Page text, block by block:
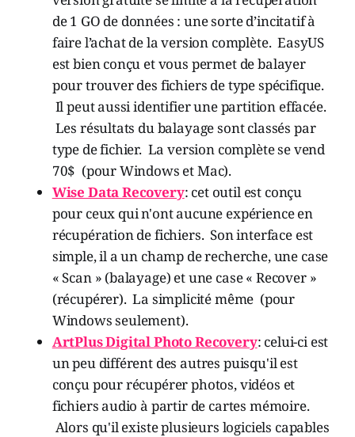
de 1 GO de données : une sorte d’incitatif à
faire l’achat de la version complète. EasyUS
est bien conçu et vous permet de balayer
pour trouver des fichiers de type spécifique.
Il peut aussi identifier une partition effacée.
Les résultats du balayage sont classés par
type de fichier. La version complète se vend
70$ (pour Windows et Mac).
Wise Data Recovery: cet outil est conçu
pour ceux qui n'ont aucune expérience en
récupération de fichiers. Son interface est
simple, il a un champ de recherche, une case
« Scan » (balayage) et une case « Recover »
(récupérer). La simplicité même (pour
Windows seulement).
ArtPlus Digital Photo Recovery: celui-ci est
un peu différent des autres puisqu'il est
conçu pour récupérer photos, vidéos et
fichiers audio à partir de cartes mémoire.
Alors qu'il existe plusieurs logiciels capables